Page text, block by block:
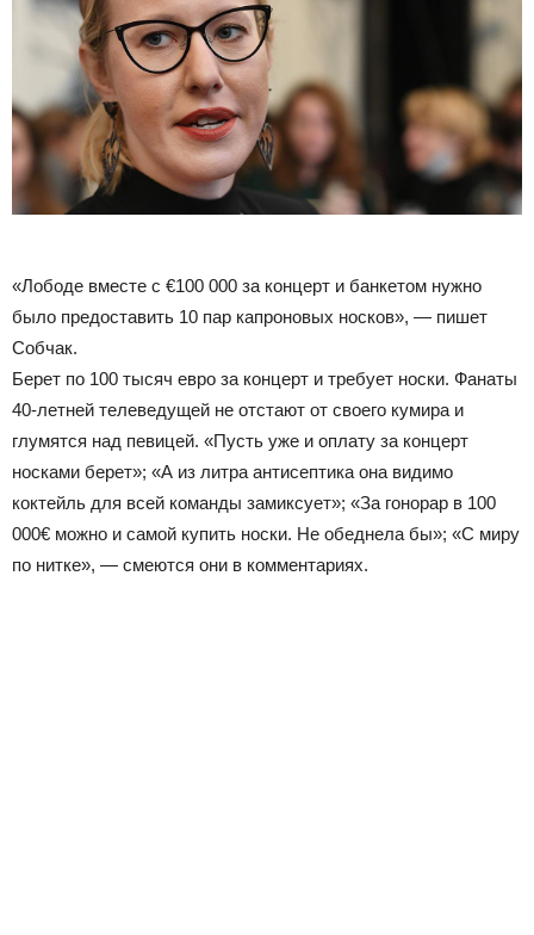
«Лободе вместе с €100 000 за концерт и банкетом нужно
было предоставить 10 пар капроновых носков», — пишет
Собчак.
Берет по 100 тысяч евро за концерт и требует носки. Фанаты
40-летней телеведущей не отстают от своего кумира и
глумятся над певицей. «Пусть уже и оплату за концерт
носками берет»; «А из литра антисептика она видимо
коктейль для всей команды замиксует»; «За гонорар в 100
000€ можно и самой купить носки. Не обеднела бы»; «С миру
по нитке», — смеются они в комментариях.